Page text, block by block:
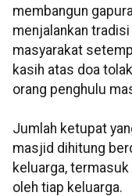
membangun
menjalankan
masyarakat
kasih atas doa
orang penghulu
Jumlah ketupat
masjid dihitung
keluarga,
oleh tiap keluarga.